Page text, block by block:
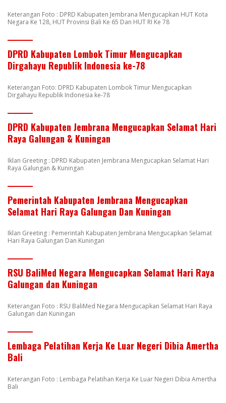
Keterangan Foto : DPRD Kabupaten Jembrana Mengucapkan HUT Kota
Negara Ke 128, HUT Provinsi Bali Ke 65 Dan HUT RI Ke 78
DPRD Kabupaten Lombok Timur Mengucapkan
Dirgahayu Republik Indonesia ke-78
Keterangan Foto: DPRD Kabupaten Lombok Timur Mengucapkan
Dirgahayu Republik Indonesia ke-78
DPRD Kabupaten Jembrana Mengucapkan Selamat Hari
Raya Galungan & Kuningan
Iklan Greeting : DPRD Kabupaten Jembrana Mengucapkan Selamat Hari
Raya Galungan & Kuningan
Pemerintah Kabupaten Jembrana Mengucapkan
Selamat Hari Raya Galungan Dan Kuningan
Iklan Greeting : Pemerintah Kabupaten Jembrana Mengucapkan Selamat
Hari Raya Galungan Dan Kuningan
RSU BaliMed Negara Mengucapkan Selamat Hari Raya
Galungan dan Kuningan
Keterangan Foto : RSU BaliMed Negara Mengucapkan Selamat Hari Raya
Galungan dan Kuningan
Lembaga Pelatihan Kerja Ke Luar Negeri Dibia Amertha
Bali
Keterangan Foto : Lembaga Pelatihan Kerja Ke Luar Negeri Dibia Amertha
Bali